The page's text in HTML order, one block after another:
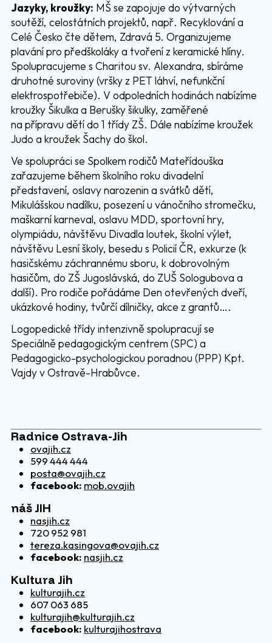
Jazyky, kroužky: MŠ se zapojuje do výtvarných
soutěží, celostátních projektů, např. Recyklování a
Celé Česko čte dětem, Zdravá 5. Organizujeme
plavání pro předškoláky a tvoření z keramické hlíny.
Spolupracujeme s Charitou sv. Alexandra, sbíráme
druhotné suroviny (vršky z PET láhví, nefunkční
elektrospotřebiče). V odpoledních hodinách nabízíme
kroužky Šikulka a Berušky šikulky, zaměřené
na přípravu dětí do 1 třídy ZŠ. Dále nabízíme kroužek
Judo a kroužek Šachy do škol.
Ve spolupráci se Spolkem rodičů Mateřídouška
zařazujeme během školního roku divadelní
představení, oslavy narozenin a svátků dětí,
Mikulášskou nadílku, posezení u vánočního stromečku,
maškarní karneval, oslavu MDD, sportovní hry,
olympiádu, návštěvu Divadla loutek, školní výlet,
návštěvu Lesní školy, besedu s Policií ČR, exkurze (k
hasičskému záchrannému sboru, k dobrovolným
hasičům, do ZŠ Jugoslávská, do ZUŠ Sologubova a
další). Pro rodiče pořádáme Den otevřených dveří,
ukázkové hodiny, tvůrčí dílničky, akce z grantů….
Logopedické třídy intenzivně spolupracují se
Speciálně pedagogickým centrem (SPC) a
Pedagogicko-psychologickou poradnou (PPP) Kpt.
Vajdy v Ostravě-Hrabůvce.
Radnice Ostrava-Jih
ovajih.cz
599 444 444
posta@ovajih.cz
facebook: mob.ovajih
náš JIH
nasjih.cz
720 952 981
tereza.kasingova@ovajih.cz
facebook: nasjih.cz
Kultura Jih
kulturajih.cz
607 063 685
kulturajih@kulturajih.cz
facebook: kulturajihostrava